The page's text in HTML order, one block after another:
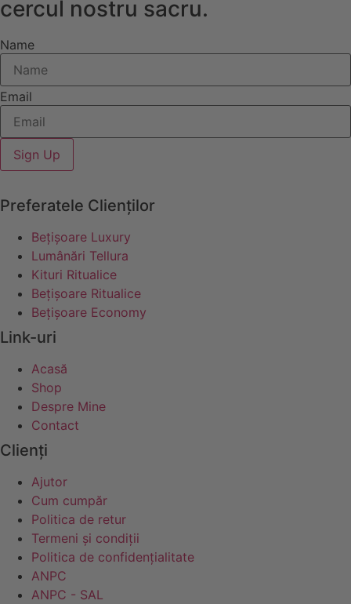
cercul nostru sacru.
Name
Email
Sign Up
Preferatele Clienților
Bețișoare Luxury
Lumânări Tellura
Kituri Ritualice
Bețișoare Ritualice
Bețișoare Economy
Link-uri
Acasă
Shop
Despre Mine
Contact
Clienți
Ajutor
Cum cumpăr
Politica de retur
Termeni și condiții
Politica de confidențialitate
ANPC
ANPC - SAL